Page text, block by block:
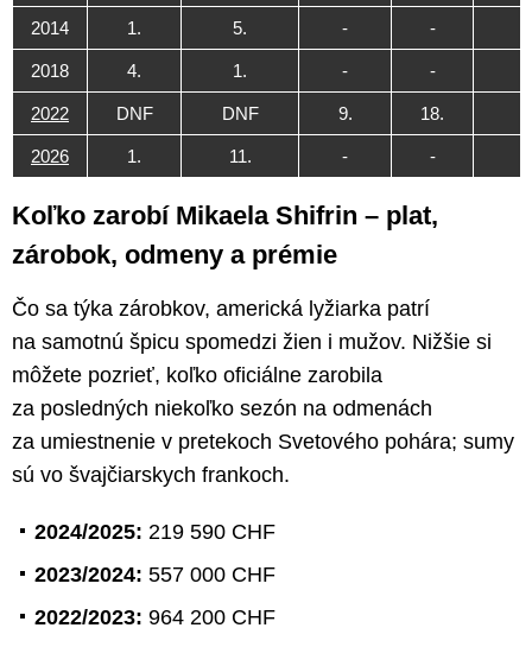
2014 1. 5. - -
2018 4. 1. - -
2022 DNF DNF 9. 18.
2026 1. 11. - -
Koľko zarobí Mikaela Shifrin – plat,
zárobok, odmeny a prémie
Čo sa týka zárobkov, americká lyžiarka patrí
na samotnú špicu spomedzi žien i mužov. Nižšie si
môžete pozrieť, koľko oficiálne zarobila
za posledných niekoľko sezón na odmenách
za umiestnenie v pretekoch Svetového pohára; sumy
sú vo švajčiarskych frankoch.
2024/2025: 219 590 CHF
2023/2024: 557 000 CHF
2022/2023: 964 200 CHF